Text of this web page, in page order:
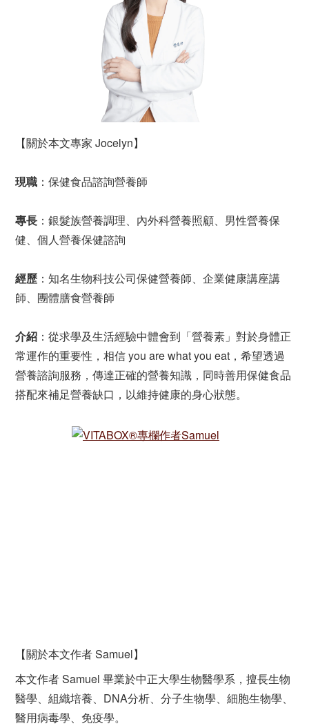
【關於本文專家 Jocelyn】
現職 ：保健食品諮詢營養師
專長 ：銀髮族營養調理、內外科營養照顧、男性營養保
健、個人營養保健諮詢
經歷 ：知名生物科技公司保健營養師、企業健康講座講
師、團體膳食營養師
介紹 ：從求學及生活經驗中體會到「營養素」對於身體正
常運作的重要性，相信 you are what you eat，希望透過
營養諮詢服務，傳達正確的營養知識，同時善用保健食品
搭配來補足營養缺口，以維持健康的身心狀態。
【關於本文作者 Samuel】
本文作者 Samuel 畢業於中正大學生物醫學系，擅長生物
醫學、組織培養、DNA分析、分子生物學、細胞生物學、
醫用病毒學、免疫學。